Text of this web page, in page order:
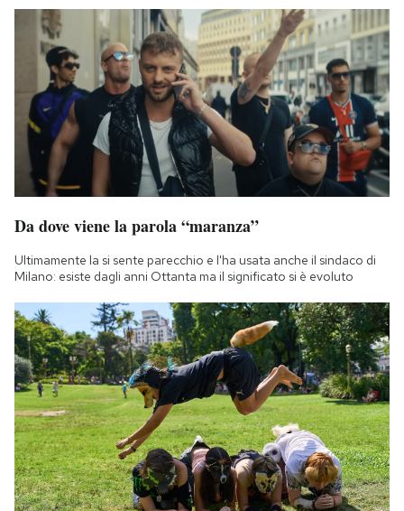
Da dove viene la parola “maranza”
Ultimamente la si sente parecchio e l'ha usata anche il sindaco di
Milano: esiste dagli anni Ottanta ma il significato si è evoluto